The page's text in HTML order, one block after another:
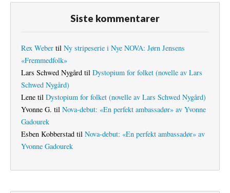
Siste kommentarer
Rex Weber til Ny stripeserie i Nye NOVA: Jørn Jensens
«Fremmedfolk»
Lars Schwed Nygård til Dystopium for folket (novelle av Lars
Schwed Nygård)
Lene til Dystopium for folket (novelle av Lars Schwed Nygård)
Yvonne G. til Nova-debut: «En perfekt ambassadør» av Yvonne
Gadourek
Esben Kobberstad til Nova-debut: «En perfekt ambassadør» av
Yvonne Gadourek